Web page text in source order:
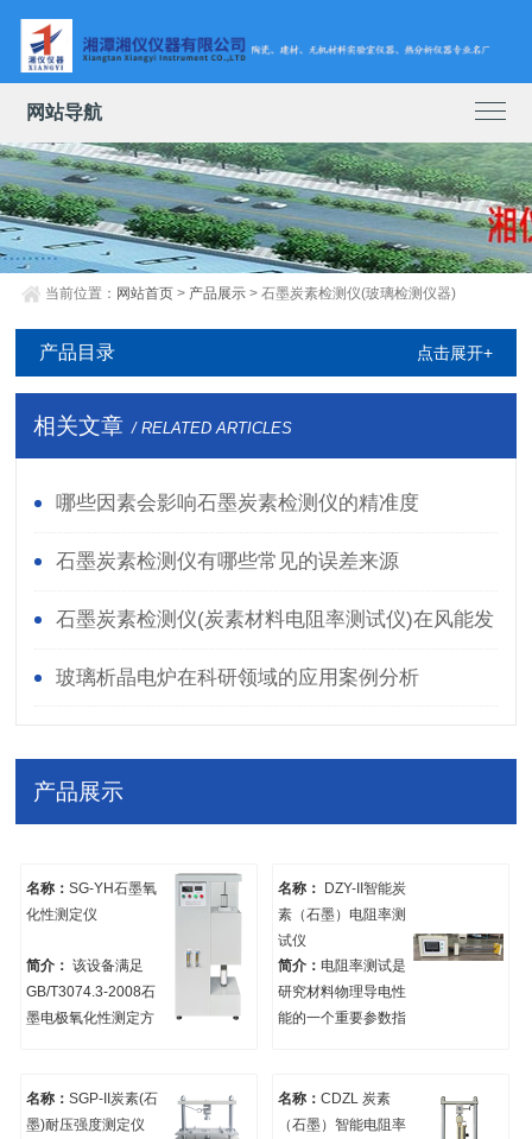
网站导航
当前位置： 网站首页 > 产品展示 > 石墨炭素检测仪(玻璃检测仪器)
产品目录 点击展开+
相关文章 / RELATED ARTICLES
哪些因素会影响石墨炭素检测仪的精准度
石墨炭素检测仪有哪些常见的误差来源
石墨炭素检测仪(炭素材料电阻率测试仪)在风能发
电领域中的应用
玻璃析晶电炉在科研领域的应用案例分析
产品展示
名称：SG-YH石墨氧
化性测定仪
简介： 该设备满足
GB/T3074.3-2008石
墨电极氧化性测定方
化性试验电炉试验原
理，氧化性是石墨试
名称：
DZY-II智能炭
素（石墨）电阻率测
试仪
简介： 电阻率测试是
研究材料物理导电性
能的一个重要参数指
电性能的测试。符合
标准该仪器可用来按
名称：SGP-II炭素(石
墨)耐压强度测定仪
名称： CDZL 炭素
（石墨）智能电阻率